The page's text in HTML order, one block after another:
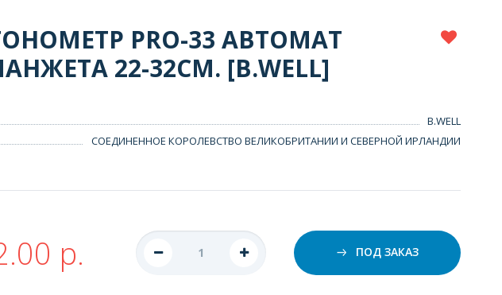
PRO-33 АВТОМАТ
22-32СМ. [B.WELL]
B.WELL
СОЕДИНЕННОЕ КОРОЛЕВСТВО ВЕЛИКОБРИТАНИИ И СЕВЕРНОЙ ИРЛАНДИИ
р. ПОД ЗАКАЗ